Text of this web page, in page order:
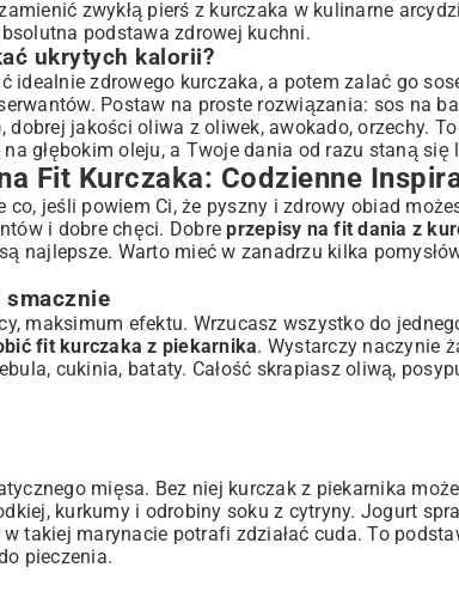
zwykłą pierś z kurczaka w kulinarne
podstawa zdrowej kuchni.
ukrytych kalorii?
idealnie zdrowego kurczaka, a potem zalać go
Postaw na proste rozwiązania: sos na
dobrej jakości oliwa z oliwek, awokado, orzechy.
głębokim oleju, a Twoje dania od razu staną się
Fit Kurczaka: Codzienne
jeśli powiem Ci, że pyszny i zdrowy obiad
i dobre chęci. Dobreprzepisy na fit dania z
najlepsze. Warto mieć w zanadrzu kilka
smacznie
maksimum efektu. Wrzucasz wszystko do
fit kurczaka z piekarnika. Wystarczy naczynie
cukinia, bataty. Całość skrapiasz oliwą,
mięsa. Bez niej kurczak z piekarnika
kurkumy i odrobiny soku z cytryny. Jogurt
takiej marynacie potrafi zdziałać cuda. To
pieczenia.